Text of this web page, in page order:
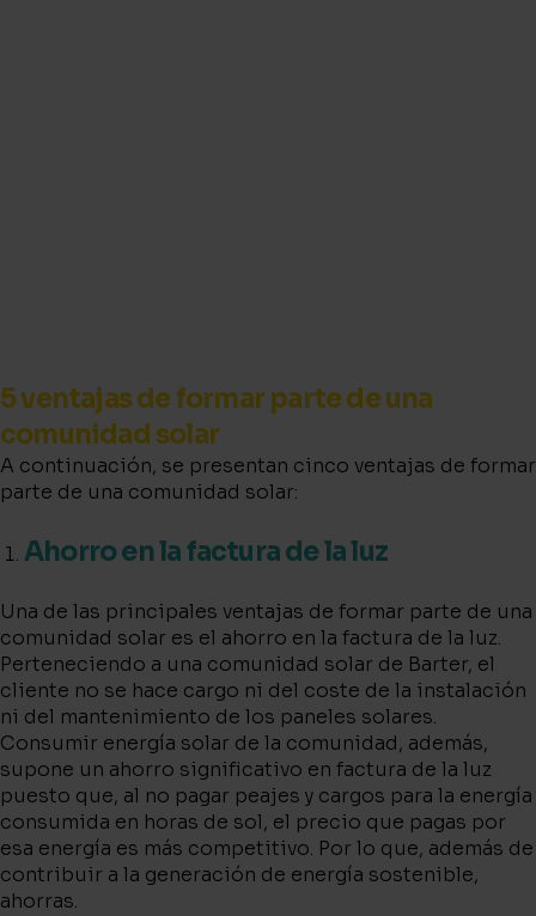
5 ventajas de formar parte de una
comunidad solar
A continuación, se presentan cinco ventajas de formar
parte de una comunidad solar:
Ahorro en la factura de la luz
Una de las principales ventajas de formar parte de una
comunidad solar es el ahorro en la factura de la luz.
Perteneciendo a una comunidad solar de Barter, el
cliente no se hace cargo ni del coste de la instalación
ni del mantenimiento de los paneles solares.
Consumir energía solar de la comunidad, además,
supone un ahorro significativo en factura de la luz
puesto que, al no pagar peajes y cargos para la energía
consumida en horas de sol, el precio que pagas por
esa energía es más competitivo. Por lo que, además de
contribuir a la generación de energía sostenible,
ahorras.